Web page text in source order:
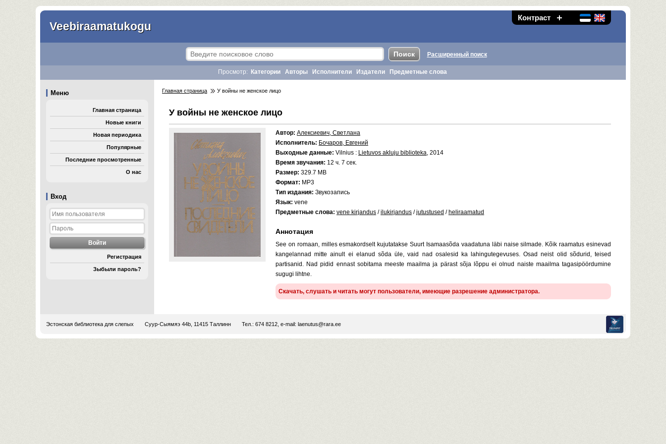
Контраст
Veebiraamatukogu
Вход
Регистрация
Зыбыли пароль?
Расширенный поиск
Просмотр: Категории Авторы Исполнители Издатели Предметные слова
Меню
Главная страница
Новые книги
Новая периодика
Популярные
Последние просмотренные
О нас
Главная страница У войны не женское лицо
У войны не женское лицо
Автор: Алексиевич, Светлана
Исполнитель: Бочаров, Евгений
Выходные данные: Vilnius : Lietuvos akluju biblioteka, 2014
Время звучания: 12 ч. 7 сек.
Размер: 329.7 MB
Формат: MP3
Тип издания: Звукозапись
Язык: vene
Предметные слова: vene kirjandus /ilukirjandus /jutustused / heliraamatud
Аннотация
See on romaan, milles esmakordselt kujutatakse Suurt Isamaasõda vaadatuna läbi naise silmade. Kõik raamatus esinevad
kangelannad mitte ainult ei elanud sõda üle, vaid nad osalesid ka lahingutegevuses. Osad neist olid sõdurid, teised
partisanid. Nad pidid ennast sobitama meeste maailma ja pärast sõja lõppu ei olnud naiste maailma tagasipöördumine
sugugi lihtne.
Скачать, слушать и читать могут пользователи, имеющие разрешение администратора.
Эстонская библиотека для слепых Суур-Сыямяэ 44b, 11415 Таллинн Тел.: 674 8212, e-mail: laenutus@rara.ee